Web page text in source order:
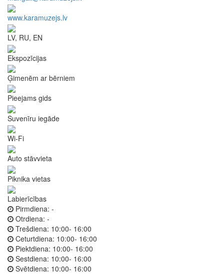
www.karamuzejs.lv
LV, RU, EN
Ekspozīcijas
Ģimenēm ar bērniem
Pieejams gids
Suvenīru iegāde
Wi-Fi
Auto stāvvieta
Piknika vietas
Labierīcības
Pirmdiena: -
Otrdiena: -
Trešdiena: 10:00- 16:00
Ceturtdiena: 10:00- 16:00
Piektdiena: 10:00- 16:00
Sestdiena: 10:00- 16:00
Svētdiena: 10:00- 16:00